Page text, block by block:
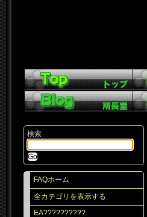
検索
FAQホーム
全カテゴリを表示する
EA??????????